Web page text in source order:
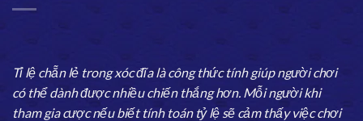
Tỉ lệ chẵn lẻ trong xóc đĩa là công thức tính giúp người chơi
có thể dành được nhiều chiến thắng hơn. Mỗi người khi
tham gia cược nếu biết tính toán tỷ lệ sẽ cảm thấy việc chơi